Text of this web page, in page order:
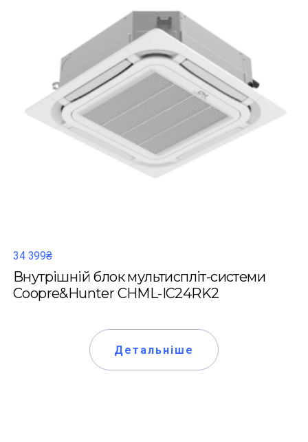
34 399₴
Внутрішній блок мультиспліт-системи
Coopre&Hunter CHML-IC24RK2
Детальніше